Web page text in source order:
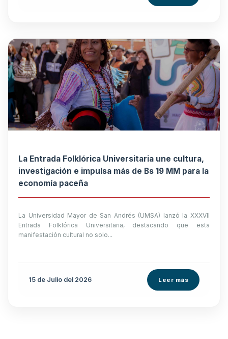
La Entrada Folklórica Universitaria une cultura,
investigación e impulsa más de Bs 19 MM para la
economía paceña
La Universidad Mayor de San Andrés (UMSA) lanzó la XXXVII
Entrada Folklórica Universitaria, destacando que esta
manifestación cultural no solo...
15 de Julio del 2026 Leer más